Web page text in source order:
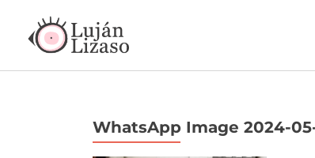
WhatsApp Image 2024-05-